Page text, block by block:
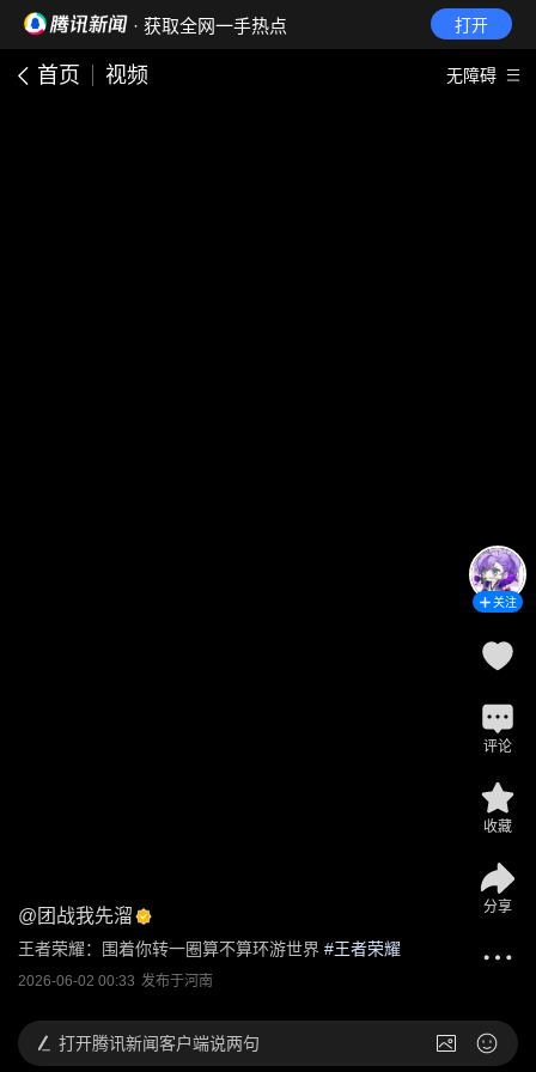
· 获取全网一手热点 打开
首页 视频 无障碍
@ 团战我先溜
王者荣耀：围着你转一圈算不算环游世界 #王者荣耀
2026-06-02 00:33 发布于河南
关注
评论
收藏
分享
打开腾讯新闻客户端说两句